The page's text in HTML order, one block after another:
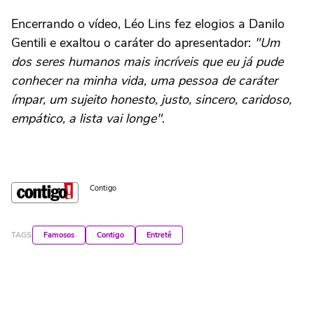
Encerrando o vídeo, Léo Lins fez elogios a Danilo
Gentili e exaltou o caráter do apresentador: "Um
dos seres humanos mais incríveis que eu já pude
conhecer na minha vida, uma pessoa de caráter
ímpar, um sujeito honesto, justo, sincero, caridoso,
empático, a lista vai longe".
Contigo
TAGS Famosos Contigo Entretê